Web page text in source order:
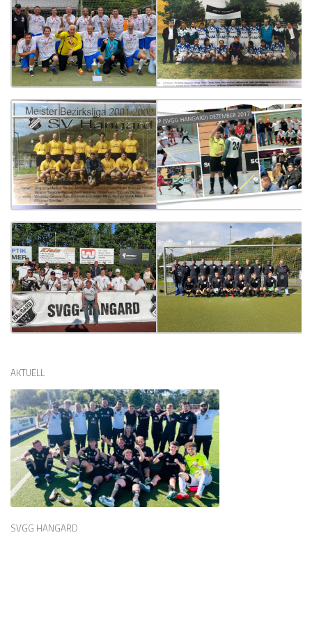
AKTUELL
SVGG HANGARD